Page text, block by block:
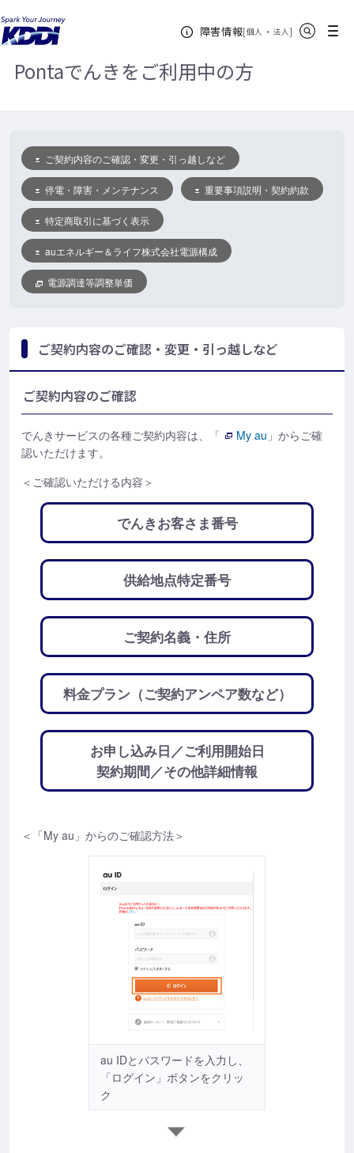
障害情報[個人 ・ 法人新規ウィンドウ
]
メニュー
KDDIホーム
Pontaでんきをご利用中の方
ご契約内容のご確認・変更・引っ越しなど
停電・障害・メンテナンス 重要事項説明・契約約款
特定商取引に基づく表示
auエネルギー＆ライフ株式会社電源構成
電源調達等調整単価
ご契約内容のご確認・変更・引っ越しなど
ご契約内容のご確認
でんきサービスの各種ご契約内容は、「 My au 」からご確
認いただけます。
＜ご確認いただける内容＞
でんきお客さま番号
供給地点特定番号
ご契約名義・住所
料金プラン（ご契約アンペア数など）
お申し込み日／ご利用開始日
契約期間／その他詳細情報
＜「My au」からのご確認方法＞
au IDとパスワードを入力し、
「ログイン」ボタンをクリッ
ク